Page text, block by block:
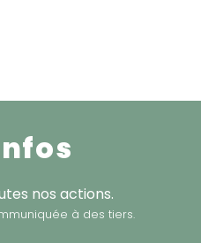
nos actions.
à des tiers.